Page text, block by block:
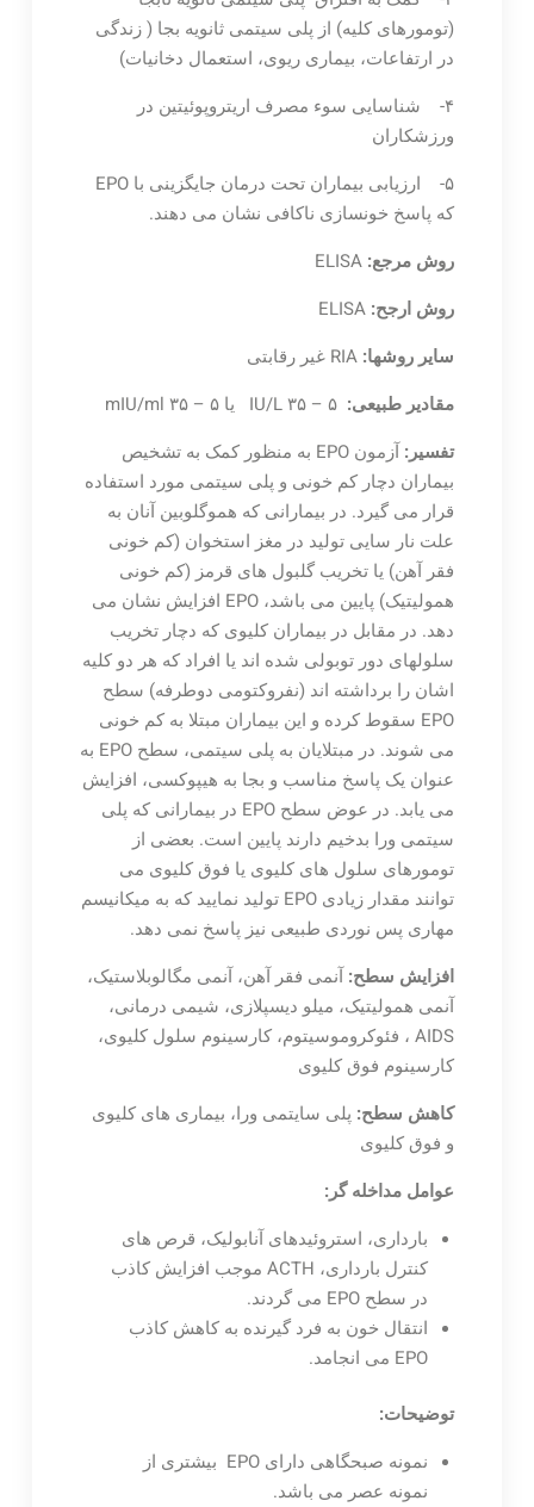
(تومورهای کلیه) از پلی سیتمی ثانویه بجا ( زندگی
در ارتفاعات، بیماری ریوی، استعمال دخانیات)
۴- شناسایی سوء مصرف اریتروپوئیتین در
ورزشکاران
۵- ارزیابی بیماران تحت درمان جایگزینی با EPO
که پاسخ خونسازی ناکافی نشان می دهند.
روش مرجع:
روش ارجح:
سایر روشها:
مقادیر طبیعی:
تفسیر:
آزمون EPO به منظور کمک به تشخیص
بیماران دچار کم خونی و پلی سیتمی مورد استفاده
قرار می گیرد. در بیمارانی که هموگلوبین آنان به
علت نار سایی تولید در مغز استخوان (کم خونی
فقر آهن) یا تخریب گلبول های قرمز (کم خونی
همولیتیک) پایین می باشد، EPO افزایش نشان می
دهد. در مقابل در بیماران کلیوی که دچار تخریب
سلولهای دور توبولی شده اند یا افراد که هر دو کلیه
اشان را برداشته اند (نفروکتومی دوطرفه) سطح
EPO سقوط کرده و این بیماران مبتلا به کم خونی
می شوند. در مبتلایان به پلی سیتمی، سطح EPO به
عنوان یک پاسخ مناسب و بجا به هیپوکسی، افزایش
می یابد. در عوض سطح EPO در بیمارانی که پلی
سیتمی ورا بدخیم دارند پایین است. بعضی از
تومورهای سلول های کلیوی یا فوق کلیوی می
توانند مقدار زیادی EPO تولید نمایید که به میکانیسم
مهاری پس نوردی طبیعی نیز پاسخ نمی دهد.
افزایش سطح:آنمی فقر آهن، آنمی مگالوبلاستیک،
آنمی همولیتیک، میلو دیسپلازی، شیمی درمانی،
AIDS ، فئوکروموسیتوم، کارسینوم سلول کلیوی،
کارسینوم فوق کلیوی
کاهش سطح: پلی سایتمی ورا، بیماری های کلیوی
و فوق کلیوی
عوامل مداخله گر:
بارداری، استروئیدهای آنابولیک، قرص های
کنترل بارداری، ACTH موجب افزایش کاذب
در سطح EPO می گردند.
انتقال خون به فرد گیرنده به کاهش کاذب
EPO می انجامد.
توضیحات:
نمونه صبحگاهی دارای EPO بیشتری از
نمونه عصر می باشد.